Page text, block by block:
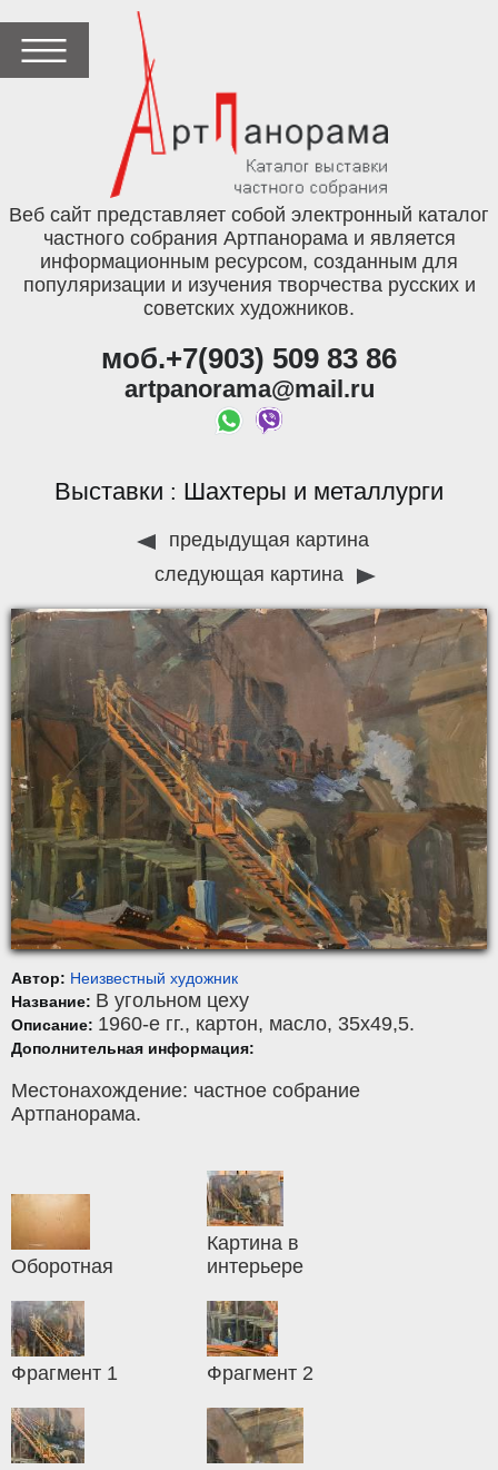
Веб сайт представляет собой электронный каталог
частного собрания Артпанорама и является
информационным ресурсом, созданным для
популяризации и изучения творчества русских и
советских художников.
моб.+7(903) 509 83 86
artpanorama@mail.ru
Выставки : Шахтеры и металлурги
предыдущая картина
следующая картина
Автор: Неизвестный художник
Название: В угольном цеху
Описание: 1960-е гг., картон, масло, 35x49,5.
Дополнительная информация:
Местонахождение: частное собрание
Артпанорама.
Оборотная
Картина в
интерьере
Фрагмент 1 Фрагмент 2